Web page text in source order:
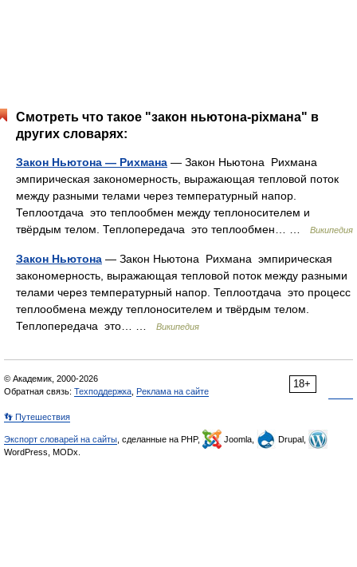
Смотреть что такое "закон ньютона-ріхмана" в
других словарях:
Закон Ньютона — Рихмана — Закон Ньютона Рихмана
эмпирическая закономерность, выражающая тепловой поток
между разными телами через температурный напор.
Теплоотдача это теплообмен между теплоносителем и
твёрдым телом. Теплопередача это теплообмен… …
Википедия
Закон Ньютона — Закон Ньютона Рихмана эмпирическая
закономерность, выражающая тепловой поток между разными
телами через температурный напор. Теплоотдача это процесс
теплообмена между теплоносителем и твёрдым телом.
Теплопередача это… …
Википедия
18+
© Академик, 2000-2026
Обратная связь: Техподдержка Реклама на сайте
👣 Путешествия
Экспорт словарей на сайты , сделанные на PHP, Joomla,
Drupal,
WordPress, MODx.